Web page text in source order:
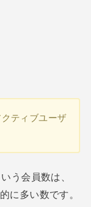
ティブユーザ
う会員数は、
に多い数です。